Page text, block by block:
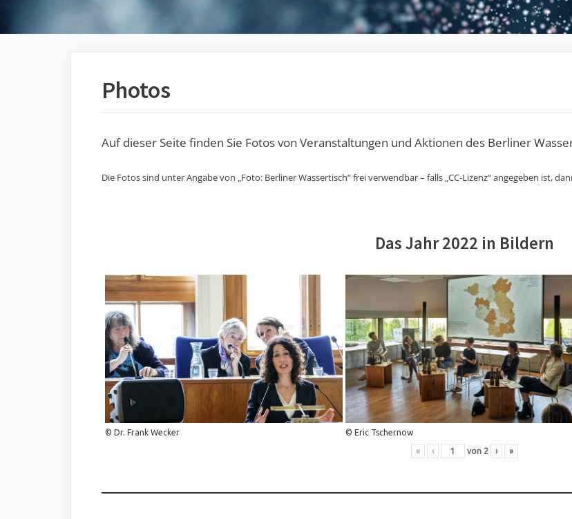
Photos
Auf dieser Seite finden Sie Fotos von Veranstaltungen und Aktionen des Berliner
Die Fotos sind unter Angabe von „Foto: Berliner Wassertisch“ frei verwendbar – falls „CC-Lizenz“ angegeben ist,
Das Jahr 2022 in Bildern
© Dr. Frank Wecker © Eric Tschernow
« ‹ von 2 › »